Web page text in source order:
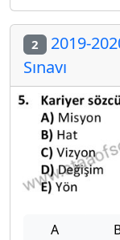
2 2019-
Sınavı
A